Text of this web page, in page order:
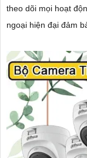
theo dõi mọi hoạt động một
ngoại hiện đại đảm